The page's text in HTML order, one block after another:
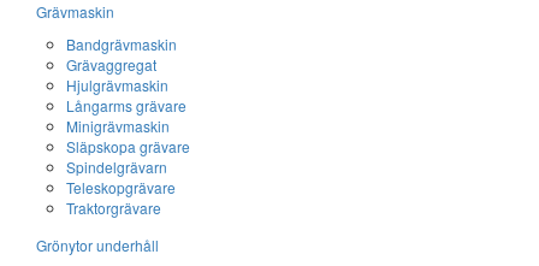
Grävmaskin
Bandgrävmaskin
Grävaggregat
Hjulgrävmaskin
Långarms grävare
Minigrävmaskin
Släpskopa grävare
Spindelgrävarn
Teleskopgrävare
Traktorgrävare
Grönytor underhåll